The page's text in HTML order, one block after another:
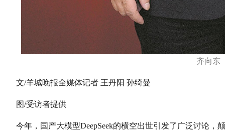
齐向东
文/羊城晚报全媒体记者 王丹阳 孙绮曼
图/受访者提供
今年，国产大模型DeepSeek的横空出世引发了广泛讨论